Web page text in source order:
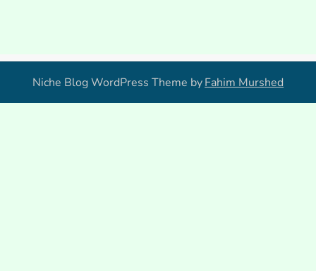
Niche Blog WordPress Theme byFahim Murshed